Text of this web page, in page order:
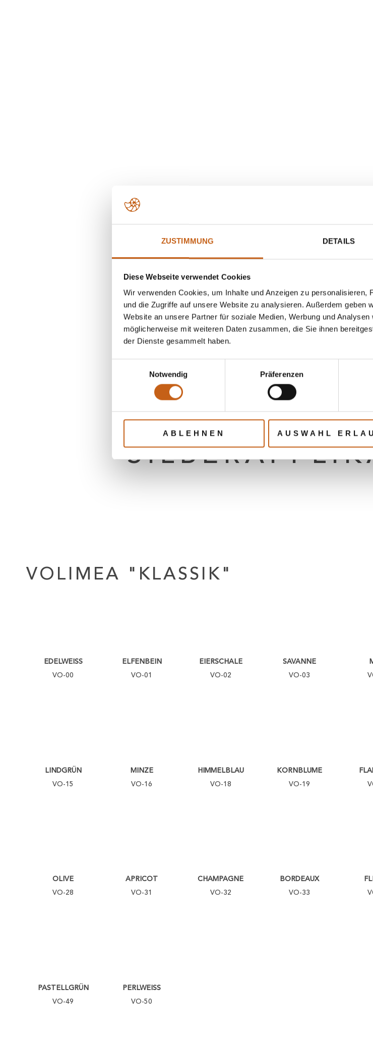
ZUSTIMMUNG DETAILS
Diese Webseite verwendet Cookies
Wir verwenden Cookies, um Inhalte und Anzeigen zu personalisieren,
und die Zugriffe auf unsere Website zu analysieren. Außerdem geben
Website an unsere Partner für soziale Medien, Werbung und
möglicherweise mit weiteren Daten zusammen, die Sie ihnen
der Dienste gesammelt haben.
Notwendig
Präferenzen
ABLEHNEN AUSWAHL
MIT
VOLIMEA "KLASSIK"
EDELWEISS
VO-00
ELFENBEIN
VO-01
EIERSCHALE
VO-02
SAVANNE
VO-03
LINDGRÜN
VO-15
MINZE
VO-16
HIMMELBLAU
VO-18
KORNBLUME
VO-19
OLIVE
VO-28
APRICOT
VO-31
CHAMPAGNE
VO-32
BORDEAUX
VO-33
PASTELLGRÜN
VO-49
PERLWEISS
VO-50